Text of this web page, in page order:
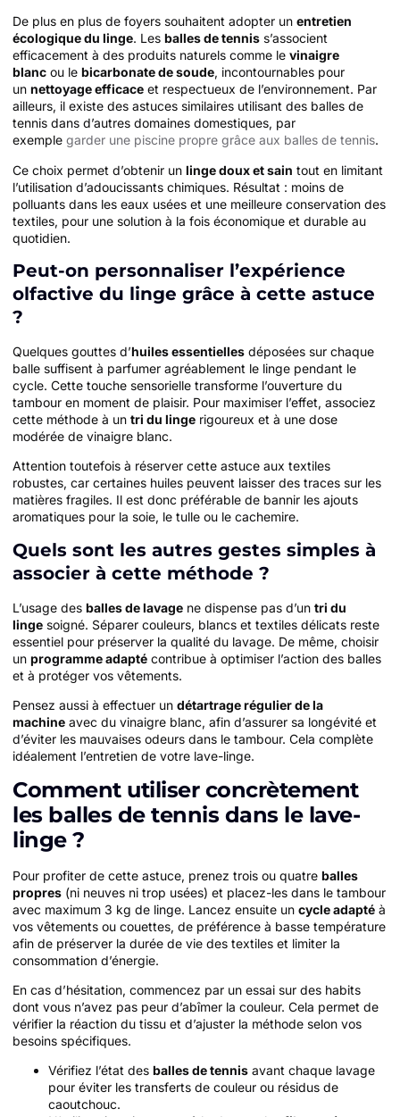
De plus en plus de foyers souhaitent adopter un entretien
écologique du linge. Les balles de tennis s’associent
efficacement à des produits naturels comme le vinaigre
blanc ou le bicarbonate de soude, incontournables pour
un nettoyage efficace et respectueux de l’environnement. Par
ailleurs, il existe des astuces similaires utilisant des balles de
tennis dans d’autres domaines domestiques, par
exemple garder une piscine propre grâce aux balles de tennis.
Ce choix permet d’obtenir un linge doux et sain tout en limitant
l’utilisation d’adoucissants chimiques. Résultat : moins de
polluants dans les eaux usées et une meilleure conservation des
textiles, pour une solution à la fois économique et durable au
quotidien.
Peut-on personnaliser l’expérience
olfactive du linge grâce à cette astuce
?
Quelques gouttes d’huiles essentielles déposées sur chaque
balle suffisent à parfumer agréablement le linge pendant le
cycle. Cette touche sensorielle transforme l’ouverture du
tambour en moment de plaisir. Pour maximiser l’effet, associez
cette méthode à un tri du linge rigoureux et à une dose
modérée de vinaigre blanc.
Attention toutefois à réserver cette astuce aux textiles
robustes, car certaines huiles peuvent laisser des traces sur les
matières fragiles. Il est donc préférable de bannir les ajouts
aromatiques pour la soie, le tulle ou le cachemire.
Quels sont les autres gestes simples à
associer à cette méthode ?
L’usage des balles de lavage ne dispense pas d’un tri du
linge soigné. Séparer couleurs, blancs et textiles délicats reste
essentiel pour préserver la qualité du lavage. De même, choisir
un programme adapté contribue à optimiser l’action des balles
et à protéger vos vêtements.
Pensez aussi à effectuer un détartrage régulier de la
machine avec du vinaigre blanc, afin d’assurer sa longévité et
d’éviter les mauvaises odeurs dans le tambour. Cela complète
idéalement l’entretien de votre lave-linge.
Comment utiliser concrètement
les balles de tennis dans le lave-
linge ?
Pour profiter de cette astuce, prenez trois ou quatre balles
propres (ni neuves ni trop usées) et placez-les dans le tambour
avec maximum 3 kg de linge. Lancez ensuite un cycle adapté à
vos vêtements ou couettes, de préférence à basse température
afin de préserver la durée de vie des textiles et limiter la
consommation d’énergie.
En cas d’hésitation, commencez par un essai sur des habits
dont vous n’avez pas peur d’abîmer la couleur. Cela permet de
vérifier la réaction du tissu et d’ajuster la méthode selon vos
besoins spécifiques.
Vérifiez l’état des balles de tennis avant chaque lavage
pour éviter les transferts de couleur ou résidus de
caoutchouc.